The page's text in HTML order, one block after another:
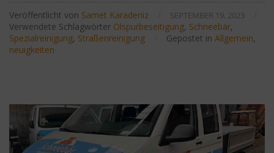
Veröffentlicht von Samet Karadeniz SEPTEMBER 19, 2023
Verwendete Schlagwörter Ölspurbeseitigung, Schneebär,
Spezialreinigung, Straßenreinigung Gepostet in Allgemein,
neuigkeiten